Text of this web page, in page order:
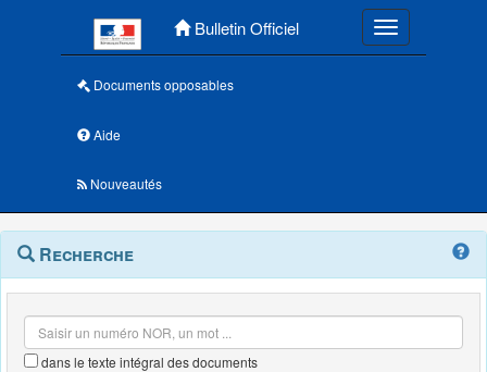
Bulletin Officiel Toggle
Documents opposables
Aide
Nouveautés
Navigation
outils
Menu
contextuel
Recherche
dans le texte intégral des documents